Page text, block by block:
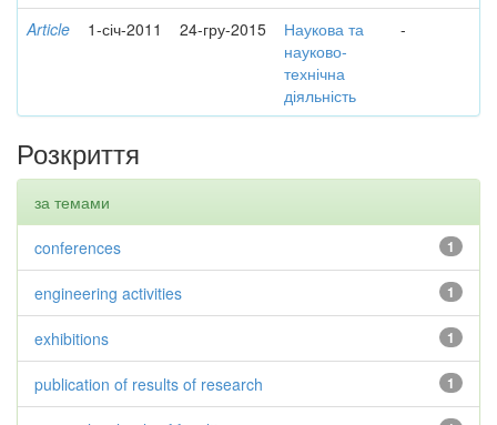
Article 1-січ-2011 24-гру-2015
Наукова та
науково-
технічна
діяльність
-
Розкриття
за темами
1
conferences
1
engineering activities
1
exhibitions
1
publication of results of research